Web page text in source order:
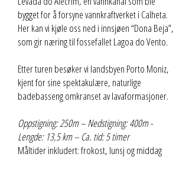
bygget for å forsyne vannkraftverket i Calheta.
Her kan vi kjøle oss ned i innsjøen “Dona Beja”,
som gir næring til fossefallet Lagoa do Vento.
Etter turen besøker vi landsbyen Porto Moniz,
kjent for sine spektakulære, naturlige
badebasseng omkranset av lavaformasjoner.
Oppstigning: 250m – Nedstigning: 400m -
Lengde: 13,5 km – Ca. tid: 5 timer
Måltider inkludert: frokost, lunsj og middag